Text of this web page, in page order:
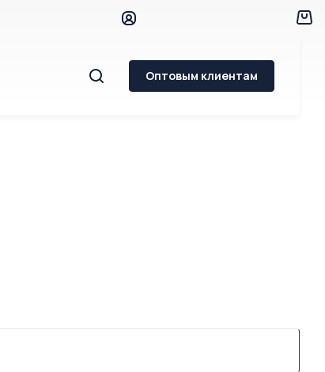
Оптовым клиентам